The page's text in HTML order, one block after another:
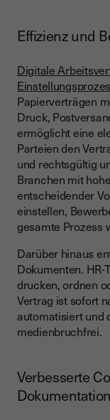
Effizienz und
Digitale
Papierverträgen
Druck,
ermöglicht eine
Parteien den
und rechtsgültig
Branchen mit
entscheidender
einstellen,
gesamte Prozess
Darüber hinaus
Dokumenten.
drucken, ordnen
Vertrag ist sofort
automatisiert und
medienbruchfrei.
Verbesserte